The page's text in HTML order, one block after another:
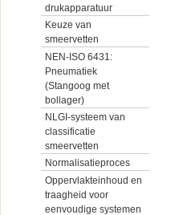
drukapparatuur
Keuze van
smeervetten
NEN-ISO 6431:
Pneumatiek
(Stangoog met
bollager)
NLGI-systeem van
classificatie
smeervetten
Normalisatieproces
Oppervlakteinhoud en
traagheid voor
eenvoudige systemen